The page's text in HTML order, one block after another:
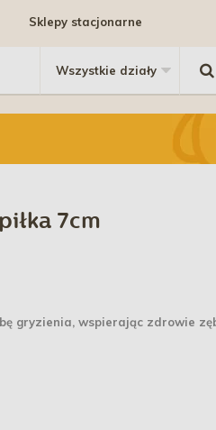
Sklepy stacjonarne
7cm
gryzienia, wspierając zdrowie